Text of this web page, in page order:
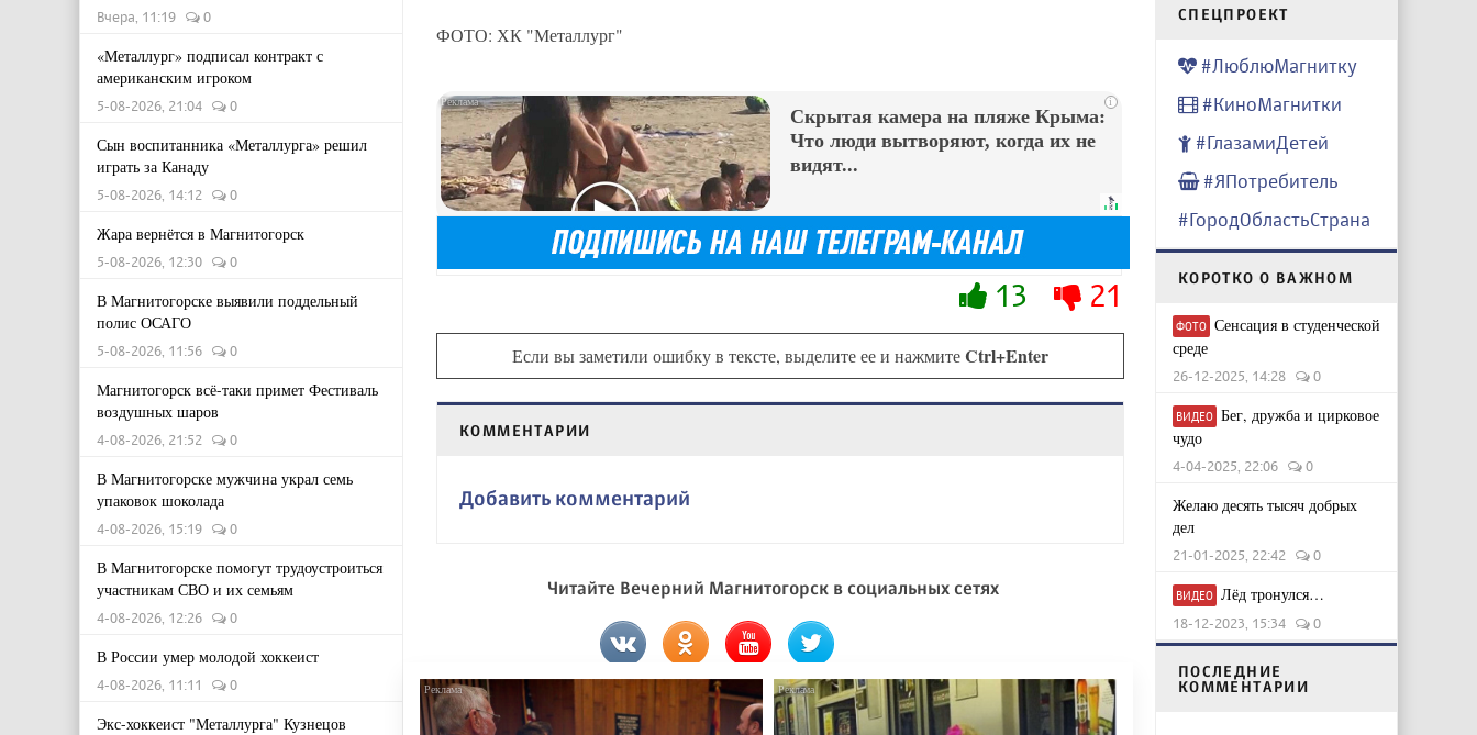
Вчера, 11:19 0
«Металлург» подписал контракт с
американским игроком
5-08-2026, 21:04 0
Сын воспитанника «Металлурга» решил
играть за Канаду
5-08-2026, 14:12 0
Жара вернётся в Магнитогорск
5-08-2026, 12:30 0
В Магнитогорске выявили поддельный
полис ОСАГО
5-08-2026, 11:56 0
Магнитогорск всё-таки примет Фестиваль
воздушных шаров
4-08-2026, 21:52 0
В Магнитогорске мужчина украл семь
упаковок шоколада
4-08-2026, 15:19 0
В Магнитогорске помогут трудоустроиться
участникам СВО и их семьям
4-08-2026, 12:26 0
В России умер молодой хоккеист
4-08-2026, 11:11 0
Экс-хоккеист "Металлурга" Кузнецов
ФОТО: ХК "Металлург"
i
Скрытая камера на пляже Крыма:
Что люди вытворяют, когда их не
видят...
13 21
Если вы заметили ошибку в тексте, выделите ее и нажмитеCtrl+Enter
КОММЕНТАРИИ
Добавить комментарий
Читайте Вечерний Магнитогорск в социальных сетях
CПЕЦПРОЕКТ
#ЛюблюМагнитку
#КиноМагнитки
#ГлазамиДетей
#ЯПотребитель
#ГородОбластьСтрана
КОРОТКО О ВАЖНОМ
ФОТО Сенсация в студенческой
среде
26-12-2025, 14:28 0
ВИДЕО Бег, дружба и цирковое
чудо
4-04-2025, 22:06 0
Желаю десять тысяч добрых
дел
21-01-2025, 22:42 0
ВИДЕО Лёд тронулся…
18-12-2023, 15:34 0
ПОСЛЕДНИЕ
КОММЕНТАРИИ